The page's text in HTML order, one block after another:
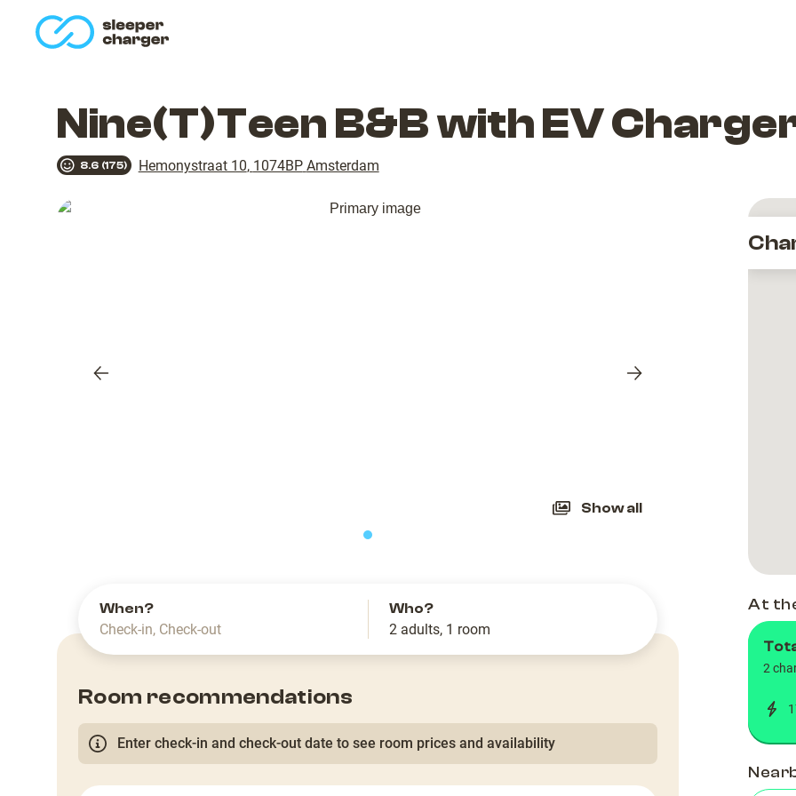
Nine(T)Teen B&B with EV
8.6 (175) Hemonystraat 10, 1074BP Amsterdam
Previous
Next
Show all
When?
Check-in, Check-out
Who?
2 adults, 1 room
Room recommendations
Enter check-in and check-out date to see room prices and availability
At
2